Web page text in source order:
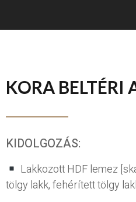
KORA BELTÉRI
KIDOLGOZÁS:
Lakkozott HDF lemez
tölgy lakk, fehérített tölgy